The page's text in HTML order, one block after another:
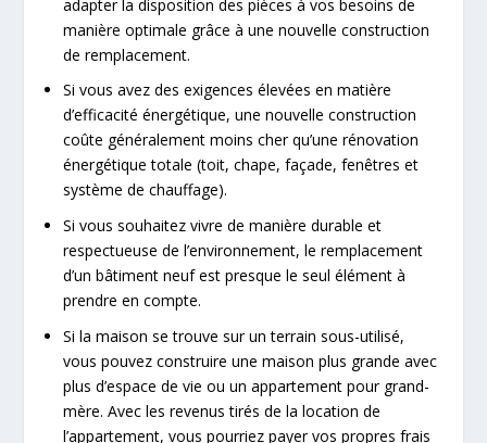
adapter la disposition des pièces à vos besoins de
manière optimale grâce à une nouvelle construction
de remplacement.
Si vous avez des exigences élevées en matière
d’efficacité énergétique, une nouvelle construction
coûte généralement moins cher qu’une rénovation
énergétique totale (toit, chape, façade, fenêtres et
système de chauffage).
Si vous souhaitez vivre de manière durable et
respectueuse de l’environnement, le remplacement
d’un bâtiment neuf est presque le seul élément à
prendre en compte.
Si la maison se trouve sur un terrain sous-utilisé,
vous pouvez construire une maison plus grande avec
plus d’espace de vie ou un appartement pour grand-
mère. Avec les revenus tirés de la location de
l’appartement, vous pourriez payer vos propres frais